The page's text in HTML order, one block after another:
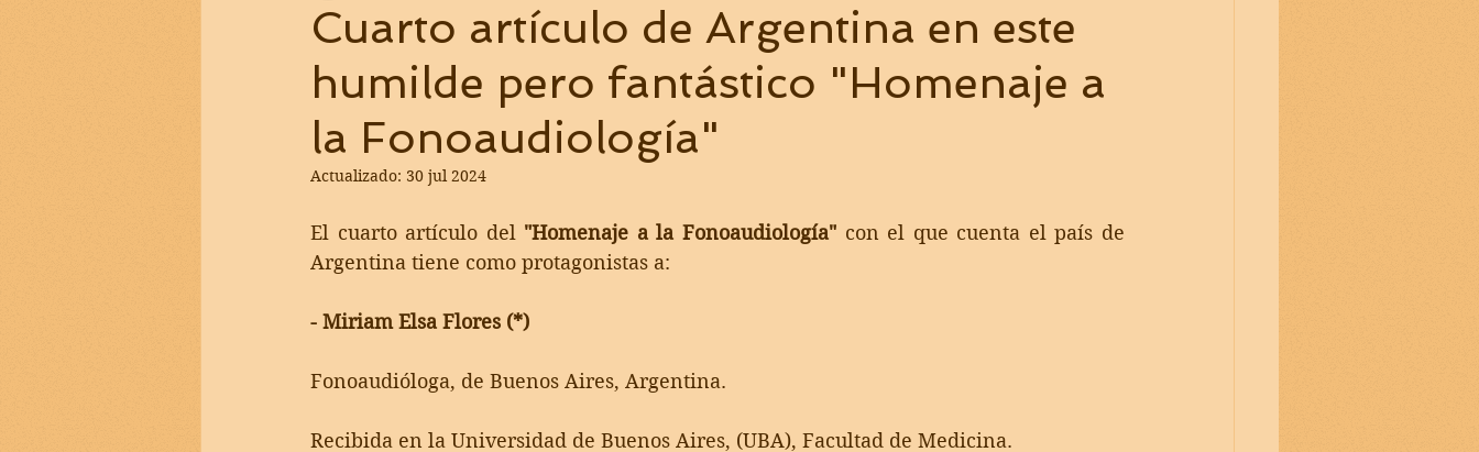
Cuarto artículo de Argentina en este
humilde pero fantástico "Homenaje a
la Fonoaudiología"
Actualizado: 30 jul 2024
El cuarto artículo del "Homenaje a la Fonoaudiología" con el que cuenta el país de
Argentina tiene como protagonistas a:
- Miriam Elsa Flores (*)
Fonoaudióloga, de Buenos Aires, Argentina.
Recibida en la Universidad de Buenos Aires, (UBA), Facultad de Medicina.